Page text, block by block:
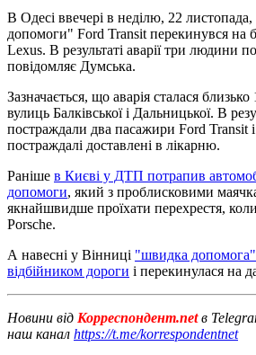
В Одесі ввечері в неділю, 22
допомоги" Ford Transit перекинувся на
Lexus. В результаті аварії три людини
повідомляє Думська.
Зазначається, що аварія сталася
вулиць Балківської і Дальницької. В
постраждали два пасажири Ford Transit
постраждалі доставлені в лікарню.
Раніше в Києві у ДТП потрапив
допомоги, який з проблисковими
якнайшвидше проїхати перехрестя,
Porsche.
А навесні у Вінниці "швидка допомога"
відбійником дороги і перекинулася на
Новини від Корреспондент.netв
наш канал https://t.me/korrespondentnet